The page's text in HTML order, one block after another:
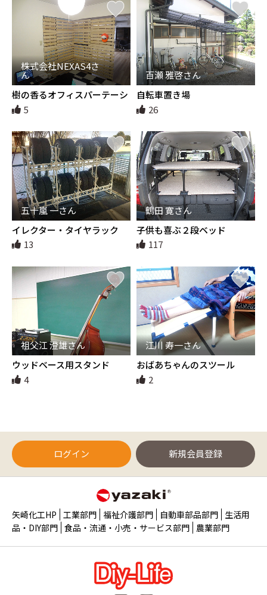
株式会社NEXAS4さ
ん
樹の香るオフィスパーテーシ
ョン
5
百瀬 雅啓さん
自転車置き場
26
五十嵐 一さん
イレクター・タイヤラック
13
鶴田 寛さん
子供も喜ぶ２段ベッド
117
祖父江 澄雄さん
ウッドベース用スタンド
4
江川 寿一さん
おばあちゃんのスツール
2
ログイン 新規会員登録
矢崎化工HP 工業部門 福祉介護部門 自動車部品部門 生活用
品・DIY部門 食品・流通・小売・サービス部門 農業部門